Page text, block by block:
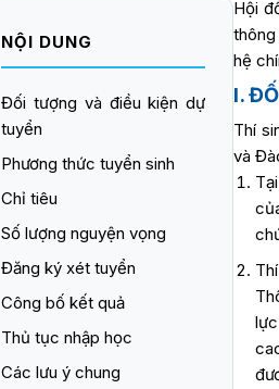
NỘI DUNG
Đối tượng và điều kiện dự
tuyển
Phương thức tuyển sinh
Chỉ tiêu
Số lượng nguyện vọng
Đăng ký xét tuyển
Công bố kết quả
Thủ tục nhập học
Các lưu ý chung
Hội
hệ
I.
Thí
và